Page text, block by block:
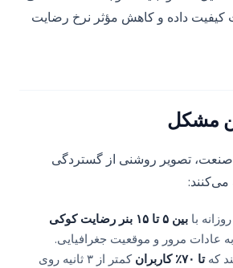
کیفیت داده و کاهش مؤثر نرخ رضایت
مشکل
تصویر روشنی از گستردگی
با بین ۵ تا ۱۵ بنر رضایت کوکی
عادات مرور و موقعیت جغرافیایی.
کهتا ۷۰٪ کاربران
کمتر از ۳ ثانیه روی